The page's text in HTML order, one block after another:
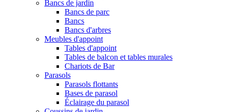
Bancs de jardin
Bancs de parc
Bancs
Bancs d'arbres
Meubles d'appoint
Tables d'appoint
Tables de balcon et tables murales
Chariots de Bar
Parasols
Parasols flottants
Bases de parasol
Éclairage du parasol